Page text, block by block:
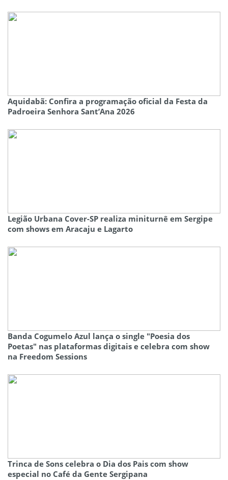
Aquidabã: Confira a programação oficial da Festa da
Padroeira Senhora Sant’Ana 2026
Legião Urbana Cover-SP realiza miniturnê em Sergipe
com shows em Aracaju e Lagarto
Banda Cogumelo Azul lança o single "Poesia dos
Poetas" nas plataformas digitais e celebra com show
na Freedom Sessions
Trinca de Sons celebra o Dia dos Pais com show
especial no Café da Gente Sergipana